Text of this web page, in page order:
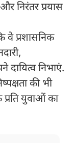
निरंतर प्रयास
वे प्रशासनिक
निभाएं.
की भी
प्रति युवाओं का